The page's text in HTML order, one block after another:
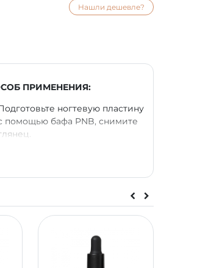
Нашли дешевле?
ПРИМЕНЕНИЯ:
ногтевую пластину
помощью бафа PNB, снимите
HEMA Free Base / ExtraPro /
Revital Fiber Base PNB тонким
Нанесите UV/LED Гель-лак PNB